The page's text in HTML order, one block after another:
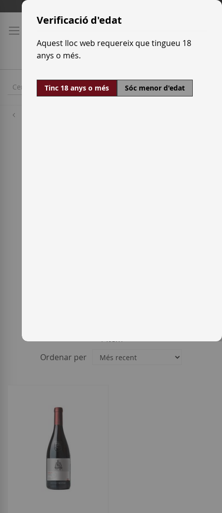
Skip
Content
1Item
Ordenar per
Verificació d'edat
Aquest lloc web requereix que tingueu 18
anys o més.
Tinc 18 anys o més Sóc menor d'edat